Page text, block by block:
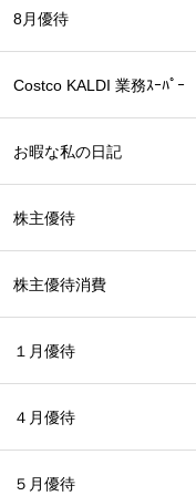
8月優待
Costco KALDI 業務ｽｰﾊﾟｰ
お暇な私の日記
株主優待
株主優待消費
１月優待
４月優待
５月優待